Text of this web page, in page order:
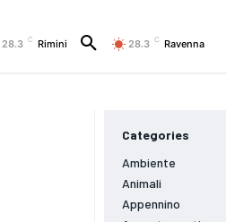
28.3 C Rimini 28.3 C Ravenna
Categories
Ambiente
Animali
Appennino